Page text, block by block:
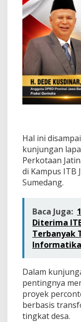
Hal ini
kunjungan
Perkotaan
di Kampus ITB
Sumedang.
Baca Juga:
Diterima
Terbanyak
Informatika
Dalam
pentingnya
proyek
berbasis
tingkat desa.